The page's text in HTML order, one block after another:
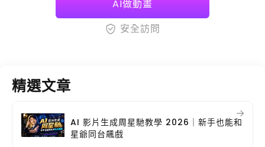
AI做動畫
安全訪問
精選文章
AI 影片生成周星馳教學 2026｜新手也能和
星爺同台飆戲